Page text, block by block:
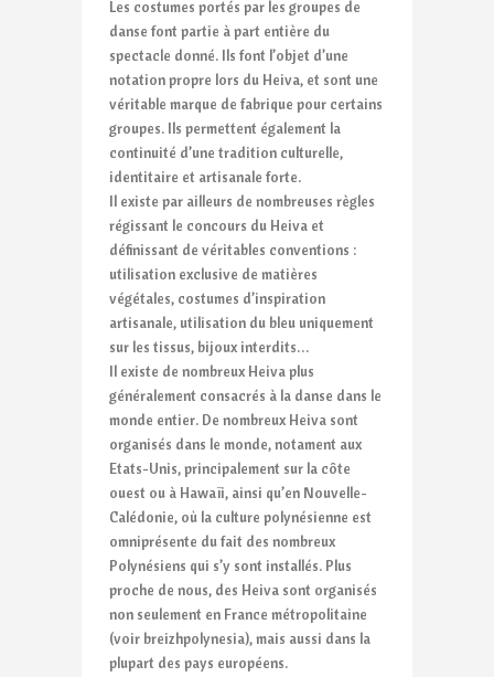
Les costumes portés par les groupes de
danse font partie à part entière du
spectacle donné. Ils font l’objet d’une
notation propre lors du Heiva, et sont une
véritable marque de fabrique pour certains
groupes. Ils permettent également la
continuité d’une tradition culturelle,
identitaire et artisanale forte.
Il existe par ailleurs de nombreuses règles
régissant le concours du Heiva et
définissant de véritables conventions :
utilisation exclusive de matières
végétales, costumes d’inspiration
artisanale, utilisation du bleu uniquement
sur les tissus, bijoux interdits…
Il existe de nombreux Heiva plus
généralement consacrés à la danse dans le
monde entier. De nombreux Heiva sont
organisés dans le monde, notament aux
Etats-Unis, principalement sur la côte
ouest ou à Hawaïi, ainsi qu’en Nouvelle-
Calédonie, où la culture polynésienne est
omniprésente du fait des nombreux
Polynésiens qui s’y sont installés. Plus
proche de nous, des Heiva sont organisés
non seulement en France métropolitaine
(voir breizhpolynesia), mais aussi dans la
plupart des pays européens.